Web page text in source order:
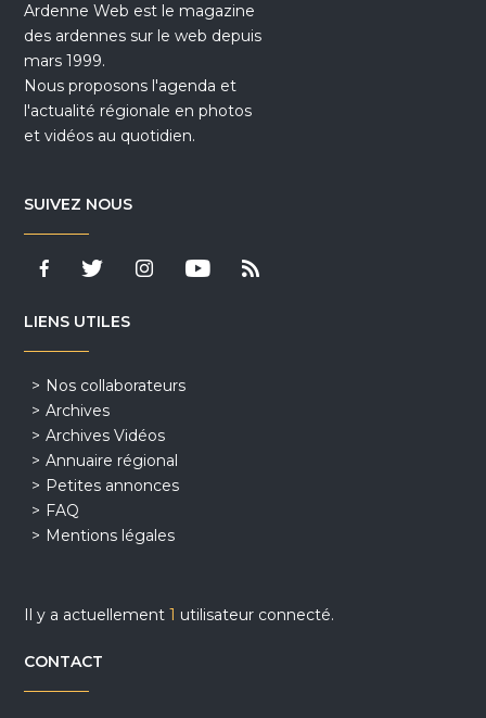
Ardenne Web est le magazine
des ardennes sur le web depuis
mars 1999.
Nous proposons l'agenda et
l'actualité régionale en photos
et vidéos au quotidien.
SUIVEZ NOUS
LIENS UTILES
Nos collaborateurs
Archives
Archives Vidéos
Annuaire régional
Petites annonces
FAQ
Mentions légales
Il y a actuellement1 utilisateur connecté.
CONTACT